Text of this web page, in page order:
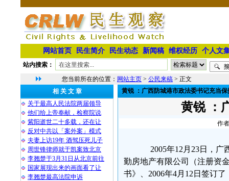
网站首页 民生简介 民生动态 新闻稿 维权经历 个人文
站内搜索：
您当前所在的位置： 网站主页 > 公民来稿 > 正文
相 关 文 章
关于最高人民法院两届领导
他们给上帝奉献，检察院说
紫阳逝世二十多载，还在让
反对中共以「案外案」模式
夫妻上访19年 酒驾压死儿子
周世锋律师就于凯案致北京
李翘楚于3月31日从北京前往
国家展现出来的画面看了让
李翘楚最高法院申诉
黄锐 ：广西防城港市政法委书记充当保
黄锐 ：
作
2005年12月23日，广
勤房地产有限公司（注册资
书》、2006年4月12日签订